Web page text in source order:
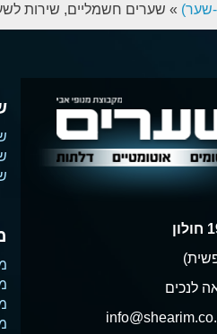
שער) » שערים חשמליים, שירות
לנכים